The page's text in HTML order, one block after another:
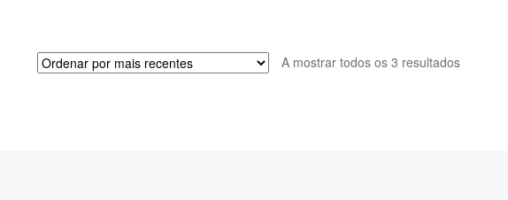
A mostrar todos os 3 resultadosOrdenado